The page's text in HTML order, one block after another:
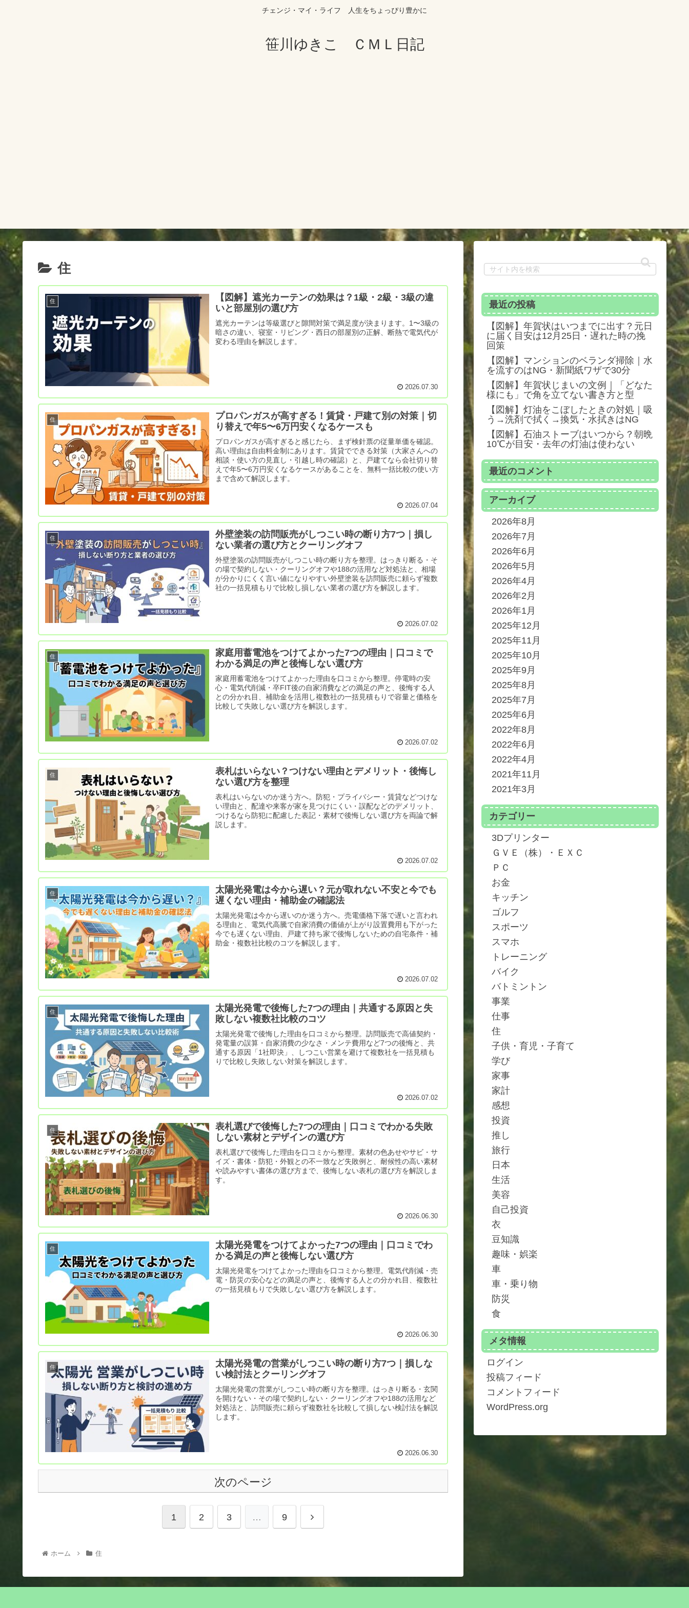
チェンジ・マイ・ライフ 人生をちょっぴり豊かに
笹川ゆきこ ＣＭＬ日記
住
住
【図解】遮光カーテンの効果は？1級・2級・3級の違
いと部屋別の選び方
遮光カーテンは等級選びと隙間対策で満足度が決まります。1〜3級の
暗さの違い、寝室・リビング・西日の部屋別の正解、断熱で電気代が
変わる理由を解説します。
2026.07.30
住
プロパンガスが高すぎる！賃貸・戸建て別の対策｜切
り替えで年5〜6万円安くなるケースも
プロパンガスが高すぎると感じたら、まず検針票の従量単価を確認。
高い理由は自由料金制にあります。賃貸でできる対策（大家さんへの
相談・使い方の見直し・引越し時の確認）と、戸建てなら会社切り替
えで年5〜6万円安くなるケースがあることを、無料一括比較の使い方
まで含めて解説します。
2026.07.04
住
外壁塗装の訪問販売がしつこい時の断り方7つ｜損し
ない業者の選び方とクーリングオフ
外壁塗装の訪問販売がしつこい時の断り方を整理。はっきり断る・そ
の場で契約しない・クーリングオフや188の活用など対処法と、相場
が分かりにくく言い値になりやすい外壁塗装を訪問販売に頼らず複数
社の一括見積もりで比較し損しない業者の選び方を解説します。
2026.07.02
住
家庭用蓄電池をつけてよかった7つの理由｜口コミで
わかる満足の声と後悔しない選び方
家庭用蓄電池をつけてよかった理由を口コミから整理。停電時の安
心・電気代削減・卒FIT後の自家消費などの満足の声と、後悔する人
との分かれ目、補助金を活用し複数社の一括見積もりで容量と価格を
比較して失敗しない選び方を解説します。
2026.07.02
住
表札はいらない？つけない理由とデメリット・後悔し
ない選び方を整理
表札はいらないのか迷う方へ。防犯・プライバシー・賃貸などつけな
い理由と、配達や来客が家を見つけにくい・誤配などのデメリット、
つけるなら防犯に配慮した表記・素材で後悔しない選び方を両論で解
説します。
2026.07.02
住
太陽光発電は今から遅い？元が取れない不安と今でも
遅くない理由・補助金の確認法
太陽光発電は今から遅いのか迷う方へ。売電価格下落で遅いと言われ
る理由と、電気代高騰で自家消費の価値が上がり設置費用も下がった
今でも遅くない理由、戸建て持ち家で後悔しないための自宅条件・補
助金・複数社比較のコツを解説します。
2026.07.02
住
太陽光発電で後悔した7つの理由｜共通する原因と失
敗しない複数社比較のコツ
太陽光発電で後悔した理由を口コミから整理。訪問販売で高値契約・
発電量の誤算・自家消費の少なさ・メンテ費用など7つの後悔と、共
通する原因「1社即決」、しつこい営業を避けて複数社を一括見積も
りで比較し失敗しない対策を解説します。
2026.07.02
住
表札選びで後悔した7つの理由｜口コミでわかる失敗
しない素材とデザインの選び方
表札選びで後悔した理由を口コミから整理。素材の色あせやサビ・サ
イズ・書体・防犯・外観との不一致など失敗例と、耐候性の高い素材
や読みやすい書体の選び方まで、後悔しない表札の選び方を解説しま
す。
2026.06.30
住
太陽光発電をつけてよかった7つの理由｜口コミでわ
かる満足の声と後悔しない選び方
太陽光発電をつけてよかった理由を口コミから整理。電気代削減・売
電・防災の安心などの満足の声と、後悔する人との分かれ目、複数社
の一括見積もりで失敗しない選び方を解説します。
2026.06.30
住
太陽光発電の営業がしつこい時の断り方7つ｜損しな
い検討法とクーリングオフ
太陽光発電の営業がしつこい時の断り方を整理。はっきり断る・玄関
を開けない・その場で契約しない・クーリングオフや188の活用など
対処法と、訪問販売に頼らず複数社を比較して損しない検討法を解説
します。
2026.06.30
次のページ
1 2 3 … 9
ホーム 住
最近の投稿
【図解】年賀状はいつまでに出す？元日
に届く目安は12月25日・遅れた時の挽
回策
【図解】マンションのベランダ掃除｜水
を流すのはNG・新聞紙ワザで30分
【図解】年賀状じまいの文例｜「どなた
様にも」で角を立てない書き方と型
【図解】灯油をこぼしたときの対処｜吸
う→洗剤で拭く→換気・水拭きはNG
【図解】石油ストーブはいつから？朝晩
10℃が目安・去年の灯油は使わない
最近のコメント
アーカイブ
2026年8月
2026年7月
2026年6月
2026年5月
2026年4月
2026年2月
2026年1月
2025年12月
2025年11月
2025年10月
2025年9月
2025年8月
2025年7月
2025年6月
2022年8月
2022年6月
2022年4月
2021年11月
2021年3月
カテゴリー
3Dプリンター
ＧＶＥ（株）・ＥＸＣ
ＰＣ
お金
キッチン
ゴルフ
スポーツ
スマホ
トレーニング
バイク
バトミントン
事業
仕事
住
子供・育児・子育て
学び
家事
家計
感想
投資
推し
旅行
日本
生活
美容
自己投資
衣
豆知識
趣味・娯楽
車
車・乗り物
防災
食
メタ情報
ログイン
投稿フィード
コメントフィード
WordPress.org